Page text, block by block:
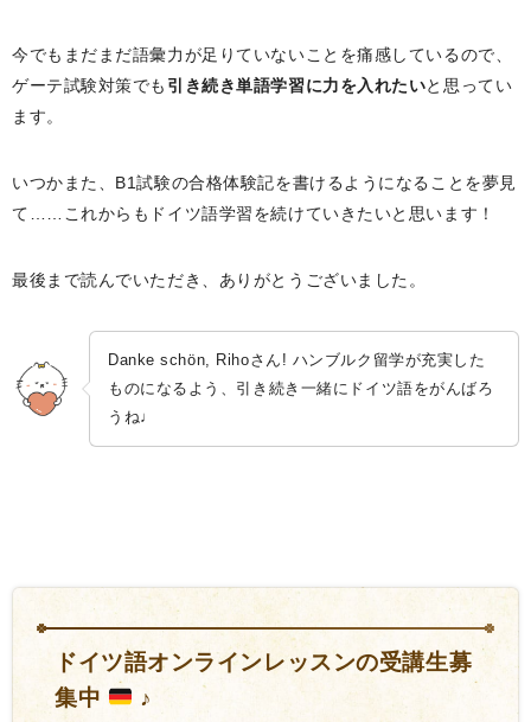
今でもまだまだ語彙力が足りていないことを痛感しているので、
ゲーテ試験対策でも 引き続き単語学習に力を入れたいと思ってい
ます。
いつかまた、B1試験の合格体験記を書けるようになることを夢見
て……これからもドイツ語学習を続けていきたいと思います！
最後まで読んでいただき、ありがとうございました。
Danke schön, Rihoさん! ハンブルク留学が充実した
ものになるよう、引き続き一緒にドイツ語をがんばろ
うね♩
ドイツ語オンラインレッスンの受講生募
集中
♪